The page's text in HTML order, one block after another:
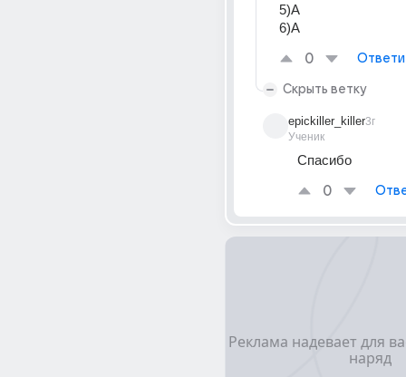
5)A
6)A
0
Скрыть ветку
epickiller_killer
Ученик
3г
Спасибо
0